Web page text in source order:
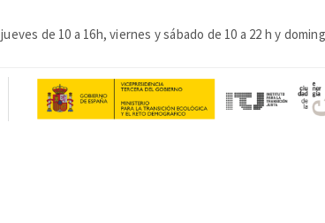
ueves de 10 a 16h, viernes y sábado de 10 a 22 h y